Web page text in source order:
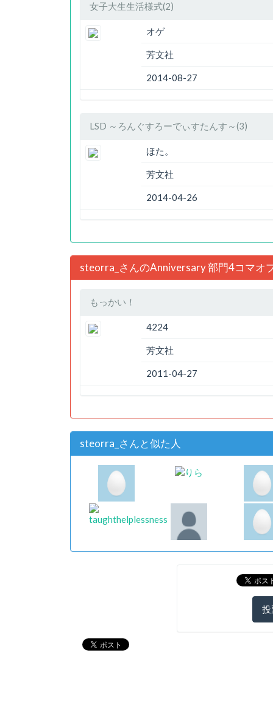
女子大生生活様式(2)
オゲ
芳文社
2014-08-27
LSD ～ろんぐすろーでぃすたんす～(3)
ほた。
芳文社
2014-04-26
steorra_さんのAnniversary 部門4コマオ
もっかい！
4224
芳文社
2011-04-27
steorra_さんと似た人
投